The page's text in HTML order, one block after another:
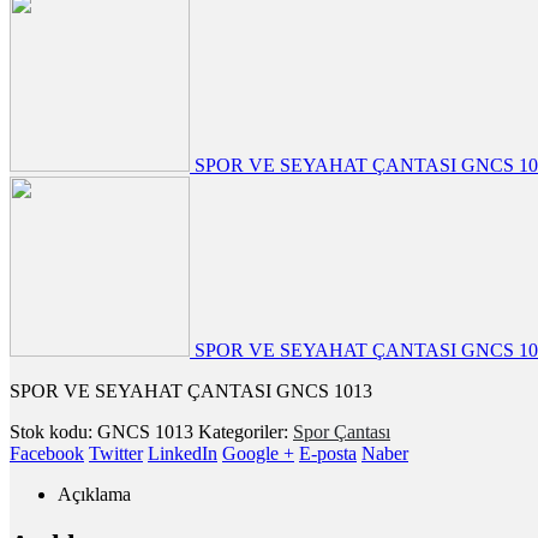
SPOR VE SEYAHAT ÇANTASI GNCS
SPOR VE SEYAHAT ÇANTASI GNCS
SPOR VE SEYAHAT ÇANTASI GNCS 1013
Stok kodu: GNCS 1013 Kategoriler: Spor Çantası
Facebook Twitter LinkedIn Google + E-posta Naber
Açıklama